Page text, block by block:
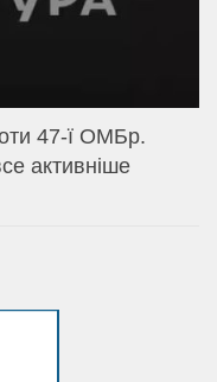
47-ї ОМБр.
активніше